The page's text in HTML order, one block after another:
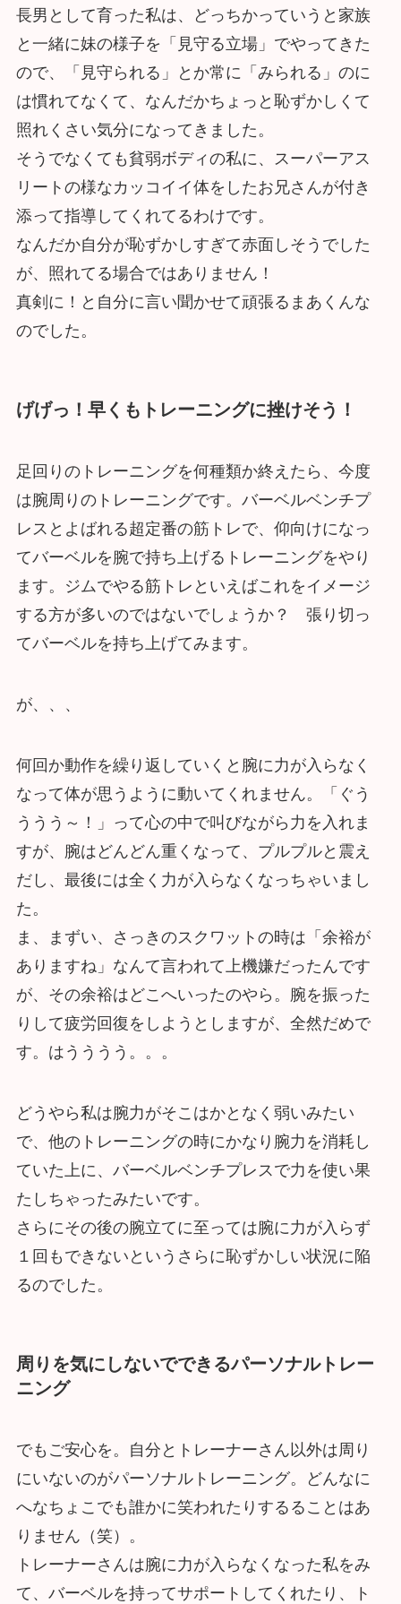
長男として育った私は、どっちかっていうと家族
と一緒に妹の様子を「見守る立場」でやってきた
ので、「見守られる」とか常に「みられる」のに
は慣れてなくて、なんだかちょっと恥ずかしくて
照れくさい気分になってきました。
そうでなくても貧弱ボディの私に、スーパーアス
リートの様なカッコイイ体をしたお兄さんが付き
添って指導してくれてるわけです。
なんだか自分が恥ずかしすぎて赤面しそうでした
が、照れてる場合ではありません！
真剣に！と自分に言い聞かせて頑張るまあくんな
のでした。
げげっ！早くもトレーニングに挫けそう！
足回りのトレーニングを何種類か終えたら、今度
は腕周りのトレーニングです。バーベルベンチプ
レスとよばれる超定番の筋トレで、仰向けになっ
てバーベルを腕で持ち上げるトレーニングをやり
ます。ジムでやる筋トレといえばこれをイメージ
する方が多いのではないでしょうか？ 張り切っ
てバーベルを持ち上げてみます。
が、、、
何回か動作を繰り返していくと腕に力が入らなく
なって体が思うように動いてくれません。「ぐう
ううう～！」って心の中で叫びながら力を入れま
すが、腕はどんどん重くなって、プルプルと震え
だし、最後には全く力が入らなくなっちゃいまし
た。
ま、まずい、さっきのスクワットの時は「余裕が
ありますね」なんて言われて上機嫌だったんです
が、その余裕はどこへいったのやら。腕を振った
りして疲労回復をしようとしますが、全然だめで
す。はうううう。。。
どうやら私は腕力がそこはかとなく弱いみたい
で、他のトレーニングの時にかなり腕力を消耗し
ていた上に、バーベルベンチプレスで力を使い果
たしちゃったみたいです。
さらにその後の腕立てに至っては腕に力が入らず
１回もできないというさらに恥ずかしい状況に陥
るのでした。
周りを気にしないでできるパーソナルトレー
ニング
でもご安心を。自分とトレーナーさん以外は周り
にいないのがパーソナルトレーニング。どんなに
へなちょこでも誰かに笑われたりするることはあ
りません（笑）。
トレーナーさんは腕に力が入らなくなった私をみ
て、バーベルを持ってサポートしてくれたり、ト